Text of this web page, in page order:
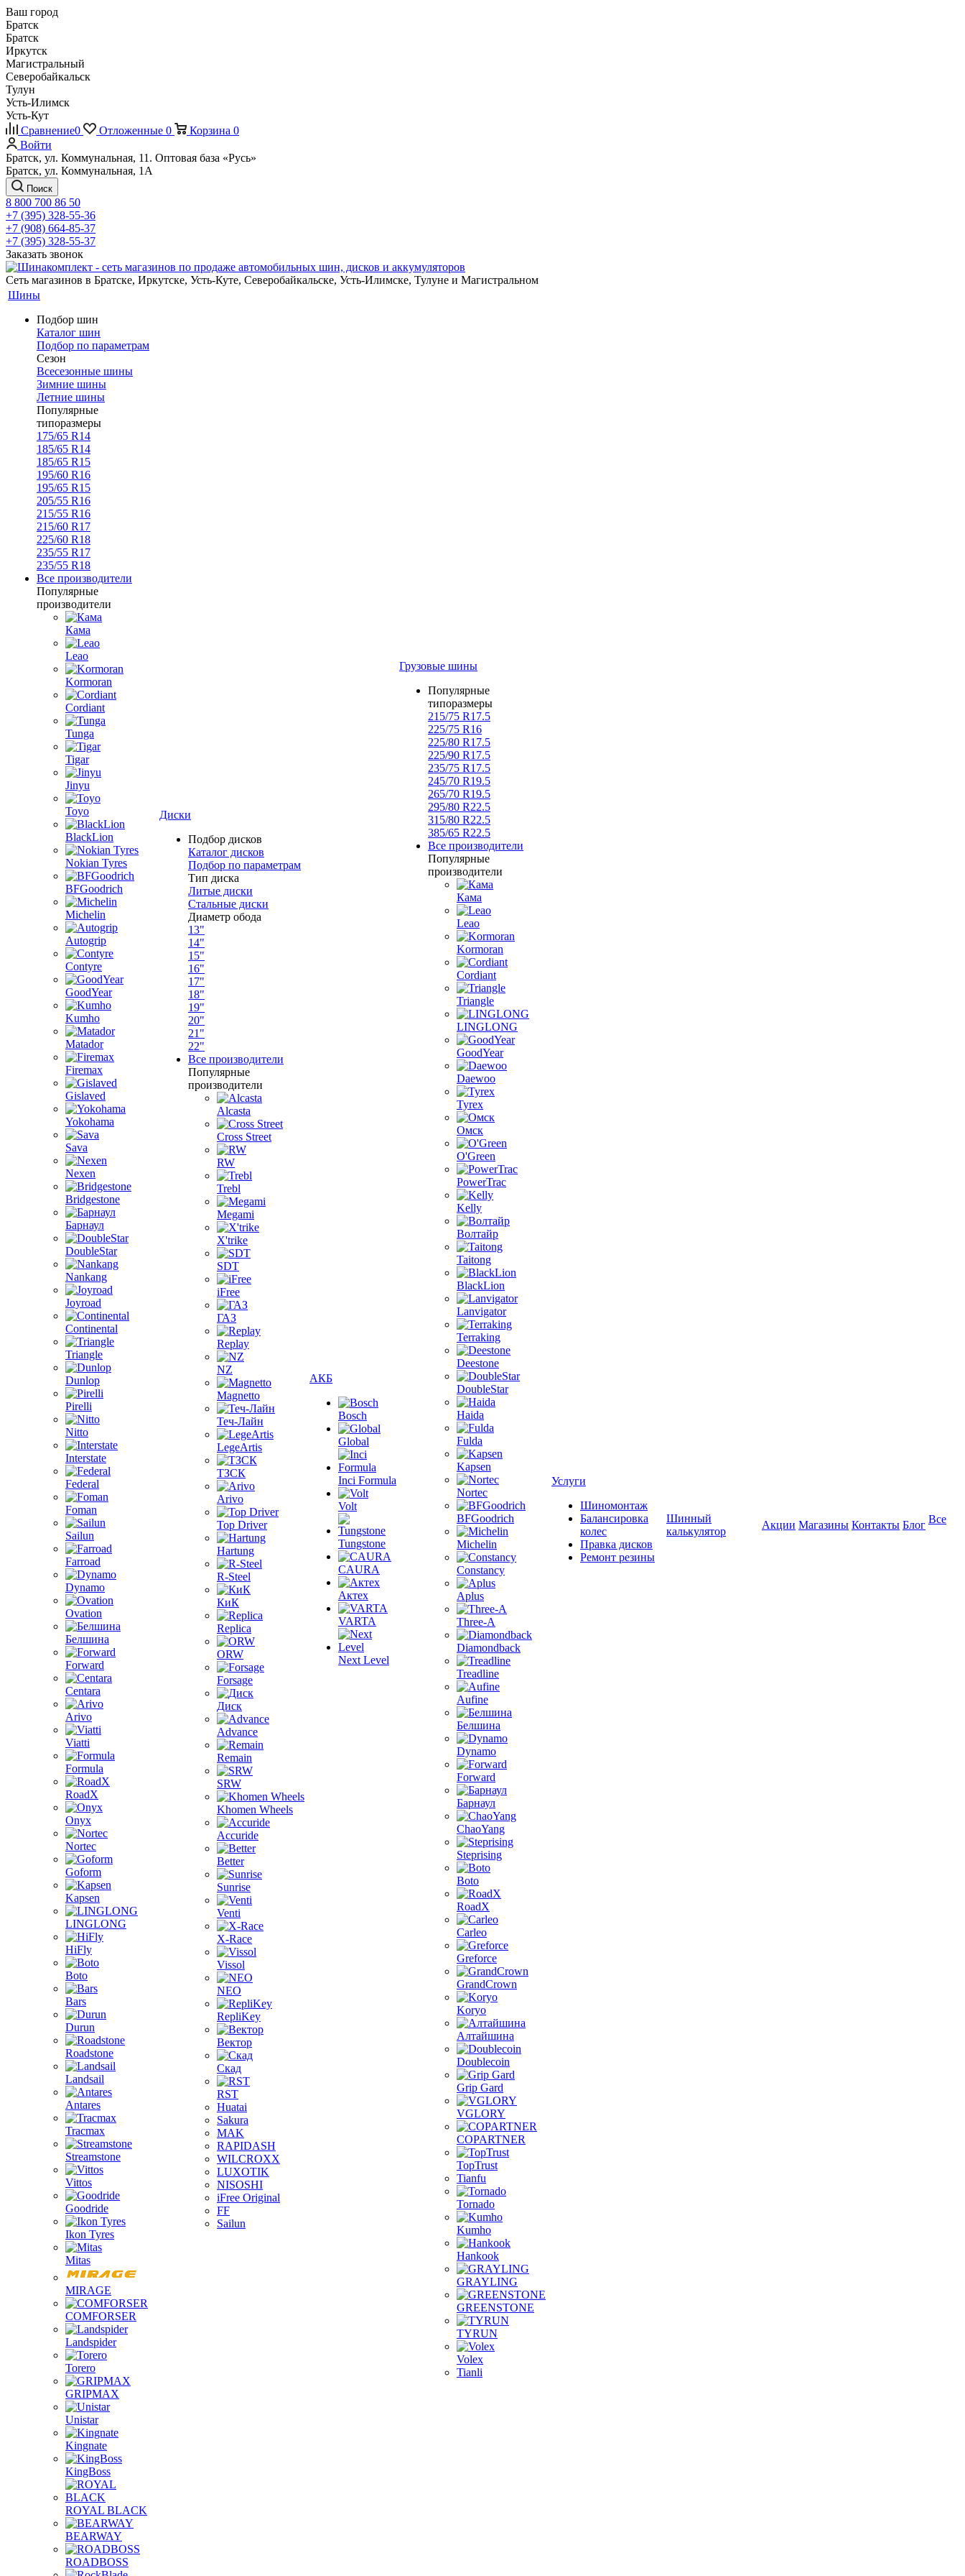
Ваш город
Братск
Братск
Иркутск
Магистральный
Северобайкальск
Тулун
Усть-Илимск
Усть-Кут
Сравнение0 Отложенные 0 Корзина 0
Войти
Братск, ул. Коммунальная, 11. Оптовая база «Русь»
Братск, ул. Коммунальная, 1А
Поиск
8 800 700 86 50
+7 (395) 328-55-36
+7 (908) 664-85-37
+7 (395) 328-55-37
Заказать звонок
Сеть магазинов в Братске, Иркутске, Усть-Куте, Северобайкальске, Усть-Илимске, Тулуне и Магистральном
Шины
Подбор шин
Каталог шин
Подбор по параметрам
Сезон
Всесезонные шины
Зимние шины
Летние шины
Популярные
типоразмеры
175/65 R14
185/65 R14
185/65 R15
195/60 R16
195/65 R15
205/55 R16
215/55 R16
215/60 R17
225/60 R18
235/55 R17
235/55 R18
Все производители
Популярные
производители
Кама
Leao
Kormoran
Cordiant
Tunga
Tigar
Jinyu
Toyo
BlackLion
Nokian Tyres
BFGoodrich
Michelin
Autogrip
Contyre
GoodYear
Kumho
Matador
Firemax
Gislaved
Yokohama
Sava
Nexen
Bridgestone
Барнаул
DoubleStar
Nankang
Joyroad
Continental
Triangle
Dunlop
Pirelli
Nitto
Interstate
Federal
Foman
Sailun
Farroad
Dynamo
Ovation
Белшина
Forward
Centara
Arivo
Viatti
Formula
RoadX
Onyx
Nortec
Goform
Kapsen
LINGLONG
HiFly
Boto
Bars
Durun
Roadstone
Landsail
Antares
Tracmax
Streamstone
Vittos
Goodride
Ikon Tyres
Mitas
MIRAGE
COMFORSER
Landspider
Torero
GRIPMAX
Unistar
Kingnate
KingBoss
ROYAL BLACK
BEARWAY
ROADBOSS
Диски
Подбор дисков
Каталог дисков
Подбор по параметрам
Тип диска
Литые диски
Стальные диски
Диаметр обода
13"
14"
15"
16"
17"
18"
19"
20"
21"
22"
Все производители
Популярные
производители
Alcasta
Cross Street
RW
Trebl
Megami
X'trike
SDT
iFree
ГАЗ
Replay
NZ
Magnetto
Теч-Лайн
LegeArtis
ТЗСК
Arivo
Top Driver
Hartung
R-Steel
КиК
Replica
ORW
Forsage
Диск
Advance
Remain
SRW
Khomen Wheels
Accuride
Better
Sunrise
Venti
X-Race
Vissol
NEO
RepliKey
Вектор
Скад
RST
Huatai
Sakura
MAK
RAPIDASH
WILCROXX
LUXOTIK
NISOSHI
iFree Original
FF
Sailun
АКБ
Bosch
Global
Inci Formula
Volt
Tungstone
CAURA
Актех
VARTA
Next Level
Грузовые шины
Популярные
типоразмеры
215/75 R17.5
225/75 R16
225/80 R17.5
225/90 R17.5
235/75 R17.5
245/70 R19.5
265/70 R19.5
295/80 R22.5
315/80 R22.5
385/65 R22.5
Все производители
Популярные
производители
Кама
Leao
Kormoran
Cordiant
Triangle
LINGLONG
GoodYear
Daewoo
Tyrex
Омск
O'Green
PowerTrac
Kelly
Волтайр
Taitong
BlackLion
Lanvigator
Terraking
Deestone
DoubleStar
Haida
Fulda
Kapsen
Nortec
BFGoodrich
Michelin
Constancy
Aplus
Three-A
Diamondback
Treadline
Aufine
Белшина
Dynamo
Forward
Барнаул
ChaoYang
Steprising
Boto
RoadX
Carleo
Greforce
GrandCrown
Koryo
Алтайшина
Doublecoin
Grip Gard
VGLORY
COPARTNER
TopTrust
Tianfu
Tornado
Kumho
Hankook
GRAYLING
GREENSTONE
TYRUN
Volex
Tianli
Услуги
Шиномонтаж
Балансировка
колес
Правка дисков
Ремонт резины
Шинный
калькулятор
Акции Магазины Контакты Блог Все